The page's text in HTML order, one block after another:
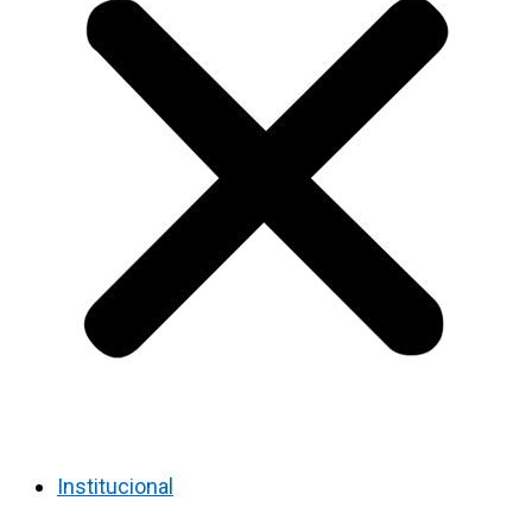
Institucional